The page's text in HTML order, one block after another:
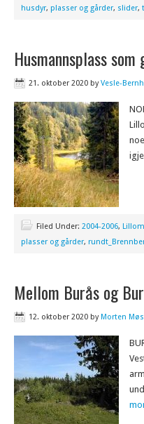
husdyr, plasser og gårder, slider,
Husmannsplass
21. oktober 2020 byVesle-
Filed Under: 2004-2006,
plasser og gårder,
Mellom Burås og
12. oktober 2020 byMorten